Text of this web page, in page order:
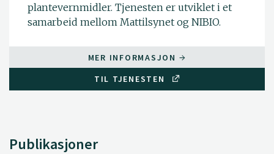
plantevernmidler. Tjenesten er utviklet i et
samarbeid mellom Mattilsynet og NIBIO.
MER INFORMASJON
TIL TJENESTEN
Publikasjoner